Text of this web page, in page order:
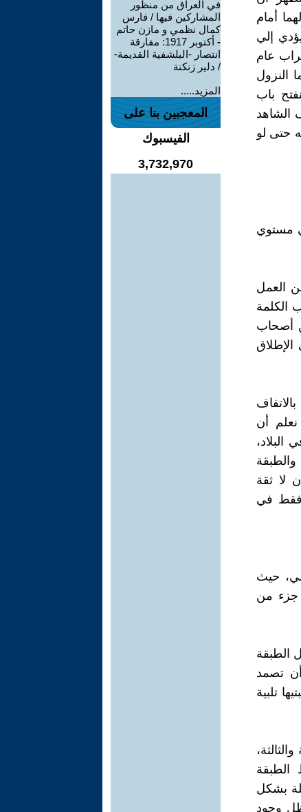
أمام
إلي
عام
النزول
باب
الشاهد
حتى لو
مستوي
العمل
الكلمة
أصحاب
أن
لا ثقة
فقط في
حيث
جزء من
الطبقة
أن تصمد
تلبية
الطبقة
بشكل
وجود
في العراق من منظور
المشاركين فيها / فارس
كمال نظمي و مازن حاتم
-
أكتوبر 1917: مفارقة
انتصار -البلشفية القديمة-
/ دلير زنكنة
المزيد.....
المعجبين بنا على
الفيسبوك
3,732,970